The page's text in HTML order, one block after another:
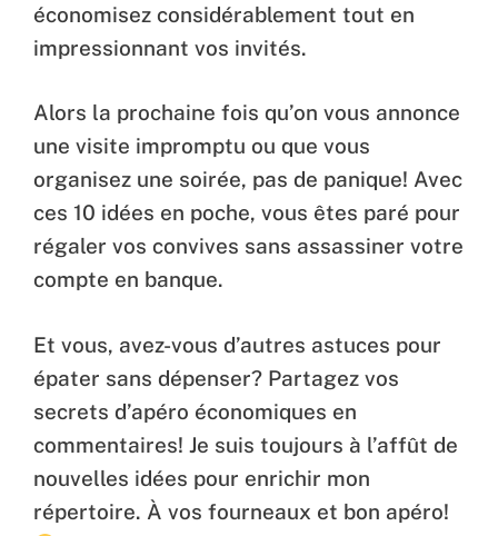
économisez considérablement tout en
impressionnant vos invités.
Alors la prochaine fois qu’on vous annonce
une visite impromptu ou que vous
organisez une soirée, pas de panique! Avec
ces 10 idées en poche, vous êtes paré pour
régaler vos convives sans assassiner votre
compte en banque.
Et vous, avez-vous d’autres astuces pour
épater sans dépenser? Partagez vos
secrets d’apéro économiques en
commentaires! Je suis toujours à l’affût de
nouvelles idées pour enrichir mon
répertoire. À vos fourneaux et bon apéro!